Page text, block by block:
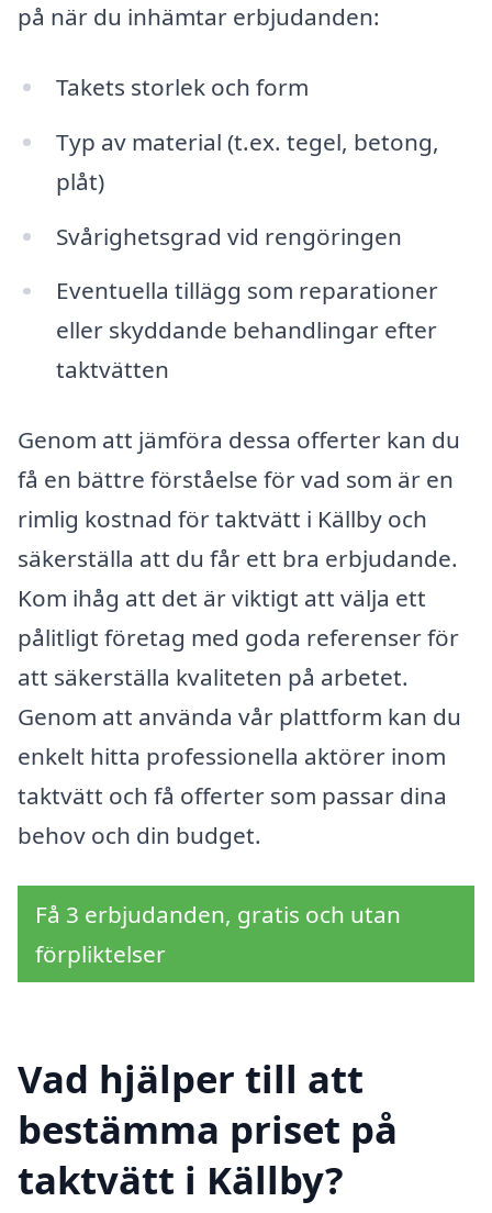
på när du inhämtar erbjudanden:
Takets storlek och form
Typ av material (t.ex. tegel, betong,
plåt)
Svårighetsgrad vid rengöringen
Eventuella tillägg som reparationer
eller skyddande behandlingar efter
taktvätten
Genom att jämföra dessa offerter kan du
få en bättre förståelse för vad som är en
rimlig kostnad för taktvätt i Källby och
säkerställa att du får ett bra erbjudande.
Kom ihåg att det är viktigt att välja ett
pålitligt företag med goda referenser för
att säkerställa kvaliteten på arbetet.
Genom att använda vår plattform kan du
enkelt hitta professionella aktörer inom
taktvätt och få offerter som passar dina
behov och din budget.
Få 3 erbjudanden, gratis och utan
förpliktelser
Vad hjälper till att
bestämma priset på
taktvätt i Källby?